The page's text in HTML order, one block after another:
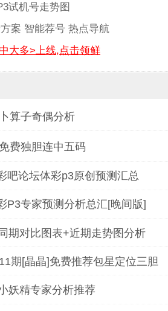
试机号走势图
案 智能荐号 热点导航
大多>上线,点击领鲜
算子奇偶分析
费独胆连中五码
吧论坛体彩p3原创预测汇总
P3专家预测分析总汇[晚间版]
期对比图表+近期走势图分析
期[晶晶]免费推荐包星定位三胆
妖精专家分析推荐